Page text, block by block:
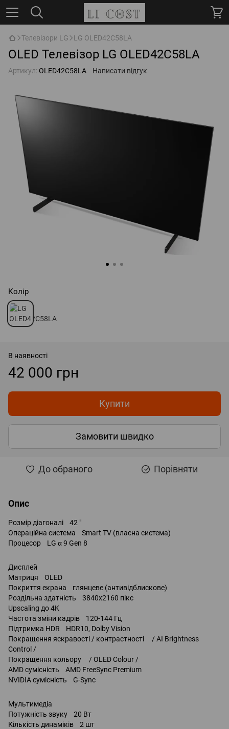
Телевізори LG LG OLED42C58LA
OLED Телевізор LG OLED42C58LA
Артикул: OLED42C58LA Написати відгук
Колір
В наявності
42 000 грн
Купити
Замовити швидко
До обраного Порівняти
Опис
Розмір діагоналі 42 "
Операційна система Smart TV (власна система)
Процесор LG α 9 Gen 8
Дисплей
Матриця OLED
Покриття екрана глянцеве (антивідблискове)
Роздільна здатність 3840x2160 пікс
Upscaling до 4K
Частота зміни кадрів 120-144 Гц
Підтримка HDR HDR10, Dolby Vision
Покращення яскравості / контрастності / AI Brightness
Control /
Покращення кольору / OLED Colour /
AMD сумісність AMD FreeSync Premium
NVIDIA сумісність G-Sync
Мультимедіа
Потужність звуку 20 Вт
Кількість динаміків 2 шт